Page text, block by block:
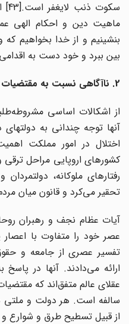
سکوت
ماهیت دین و احکام الهی عمل
بنشینیم و از خدا بخواهیم که
بین ببرد و خود دست به اقدامی
از اشکالات اساسی
آنها توجه چندانی به دولتهای
کشورهای اروپایی مراحل ترقی
رفتارهای ملوکانه، دولتمردان و
تحقیر می‌کرد و قانون میان
آیات عظام نجف و رهبران
عصر خود را متفاوت با اعصار
تفسیر عصری از جامعه و
ارائه می‌دادند. آنها در پاسخ
عقلای عالم متفق‌اند که
سالفه است. هر دولت و ملتی
از قبیل تسطیح طرق و شوارع و